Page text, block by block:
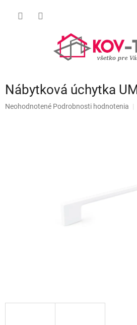
Nábytková úchytka
Priemerné
Neohodnotené Podrobnosti hodnotenia